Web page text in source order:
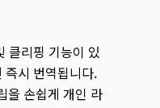
클리핑 기능이 있
즉시 번역됩니다.
을 손쉽게 개인 라